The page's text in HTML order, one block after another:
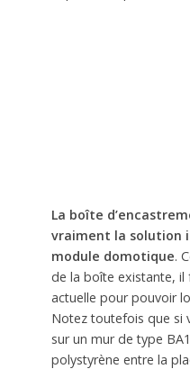
La boîte
vraiment la solution
module domotique.
de la boîte existante,
actuelle pour pouvoir
Notez toutefois que si
sur un mur de type
polystyrène entre la